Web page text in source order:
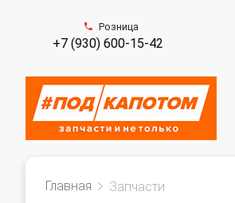
Розница
+7 (930) 600-15-42
Главная Запчасти